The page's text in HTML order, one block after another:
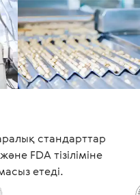
стандарттар
FDA тізіліміне
етеді.